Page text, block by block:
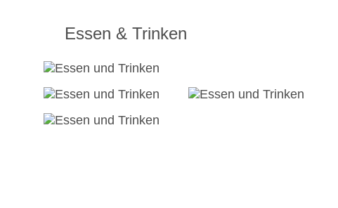
Essen & Trinken